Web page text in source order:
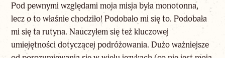
Pod pewnymi względami moja misja była monotonna,
lecz o to właśnie chodziło! Podobało mi się to. Podobała
mi się ta rutyna. Nauczyłem się też kluczowej
umiejętności dotyczącej podróżowania. Dużo ważniejsze